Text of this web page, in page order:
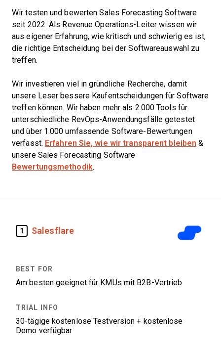
Wir testen und bewerten Sales Forecasting Software
seit 2022. Als Revenue Operations-Leiter wissen wir
aus eigener Erfahrung, wie kritisch und schwierig es ist,
die richtige Entscheidung bei der Softwareauswahl zu
treffen.
Wir investieren viel in gründliche Recherche, damit
unsere Leser bessere Kaufentscheidungen für Software
treffen können. Wir haben mehr als 2.000 Tools für
unterschiedliche RevOps-Anwendungsfälle getestet
und über 1.000 umfassende Software-Bewertungen
verfasst. Erfahren Sie, wie wir transparent bleiben &
unsere Sales Forecasting Software
Bewertungsmethodik.
1 Salesflare
Am besten geeignet für KMUs mit B2B-Vertrieb
30-tägige kostenlose Testversion + kostenlose
Demo verfügbar